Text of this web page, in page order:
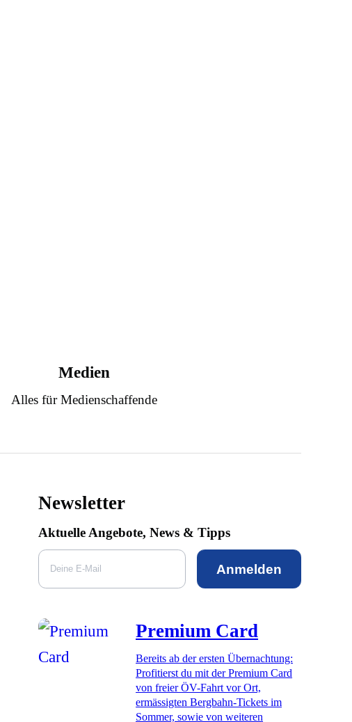
Medien
Alles für Medienschaffende
Newsletter
Aktuelle Angebote, News & Tipps
Anmelden
Premium Card
Bereits ab der ersten Übernachtung:
Profitierst du mit der Premium Card
von freier ÖV-Fahrt vor Ort,
ermässigten Bergbahn-Tickets im
Sommer, sowie von weiteren